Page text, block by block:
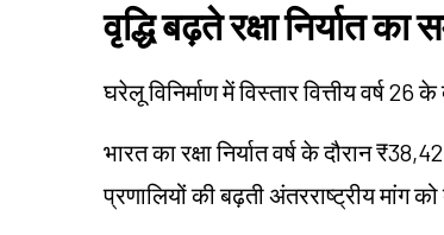
वृद्धि बढ़ते रक्षा निर्यात
घरेलू विनिर्माण में विस्तार वित्तीय वर्ष 26
भारत का रक्षा निर्यात वर्ष के दौरान
प्रणालियों की बढ़ती अंतरराष्ट्रीय मांग को